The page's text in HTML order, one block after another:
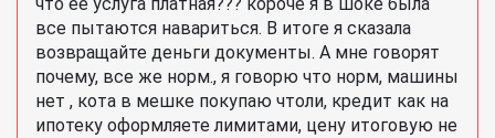
что ее услуга платная??? короче я в шоке была
все пытаются навариться. В итоге я сказала
возвращайте деньги документы. А мне говорят
почему, все же норм., я говорю что норм, машины
нет , кота в мешке покупаю чтоли, кредит как на
ипотеку оформляете лимитами, цену итоговую не